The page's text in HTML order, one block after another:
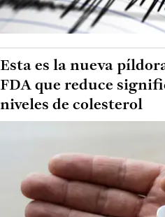
Esta es la nueva
FDA que reduce
niveles de colesterol